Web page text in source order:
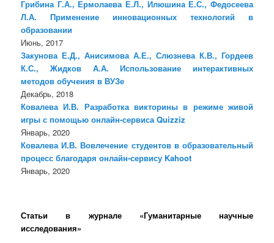
Грибина Г.А., Ермолаева Е.Л., Илюшина Е.С., Федосеева
Л.А. Применение инновационных технологий в
образовании
Июнь, 2017
Закунова Е.Д., Анисимова А.Е., Слюзнева К.В., Гордеев
К.С., Жидков А.А. Использование интерактивных
методов обучения в ВУЗе
Декабрь, 2018
Ковалева И.В. Разработка викторины в режиме живой
игры с помощью онлайн-сервиса Quizziz
Январь, 2020
Ковалева И.В. Вовлечение студентов в образовательный
процесс благодаря онлайн-сервису Kahoot
Январь, 2020
Статьи в журнале «Гуманитарные научные
исследования»